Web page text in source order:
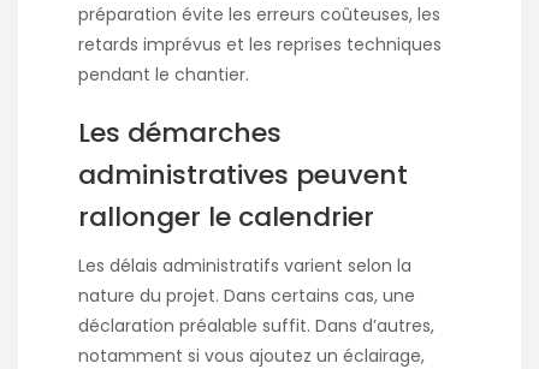
préparation évite les erreurs coûteuses, les
retards imprévus et les reprises techniques
pendant le chantier.
Les démarches
administratives peuvent
rallonger le calendrier
Les délais administratifs varient selon la
nature du projet. Dans certains cas, une
déclaration préalable suffit. Dans d’autres,
notamment si vous ajoutez un éclairage,